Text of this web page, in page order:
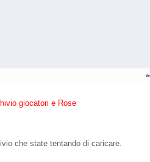
giocatori e Rose
che state tentando di caricare.